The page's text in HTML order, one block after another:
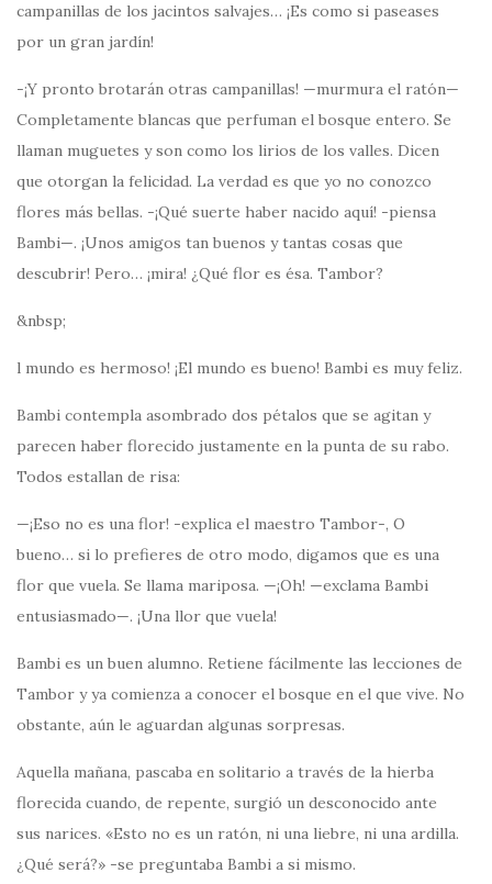
campanillas de los jacintos salvajes… ¡Es como si paseases
por un gran jardín!
-¡Y pronto brotarán otras campanillas! —murmura el ratón—
Completamente blancas que perfuman el bosque entero. Se
llaman muguetes y son como los lirios de los valles. Dicen
que otorgan la felicidad. La verdad es que yo no conozco
flores más bellas. -¡Qué suerte haber nacido aquí! -piensa
Bambi—. ¡Unos amigos tan buenos y tantas cosas que
descubrir! Pero… ¡mira! ¿Qué flor es ésa. Tambor?
&nbsp;
l mundo es hermoso! ¡El mundo es bueno! Bambi es muy feliz.
Bambi contempla asombrado dos pétalos que se agitan y
parecen haber florecido justamente en la punta de su rabo.
Todos estallan de risa:
—¡Eso no es una flor! -explica el maestro Tambor-, O
bueno… si lo prefieres de otro modo, digamos que es una
flor que vuela. Se llama mariposa. —¡Oh! —exclama Bambi
entusiasmado—. ¡Una llor que vuela!
Bambi es un buen alumno. Retiene fácilmente las lecciones de
Tambor y ya comienza a conocer el bosque en el que vive. No
obstante, aún le aguardan algunas sorpresas.
Aquella mañana, pascaba en solitario a través de la hierba
florecida cuando, de repente, surgió un desconocido ante
sus narices. «Esto no es un ratón, ni una liebre, ni una ardilla.
¿Qué será?» -se preguntaba Bambi a si mismo.